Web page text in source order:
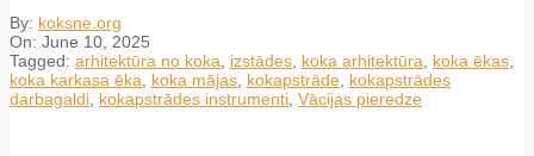
By: koksne.org
On: June 10, 2025
Tagged: arhitektūra no koka izstādes koka arhitektūra koka ēkas
koka karkasa ēka
koka mājas kokapstrāde kokapstrādes
darbagaldi kokapstrādes instrumenti Vācijas pieredze